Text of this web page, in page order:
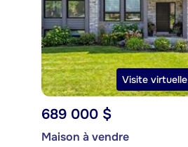
Visite virtuelle
689 000 $
Maison à vendre